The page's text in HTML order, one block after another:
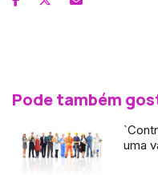
Pode também
uma